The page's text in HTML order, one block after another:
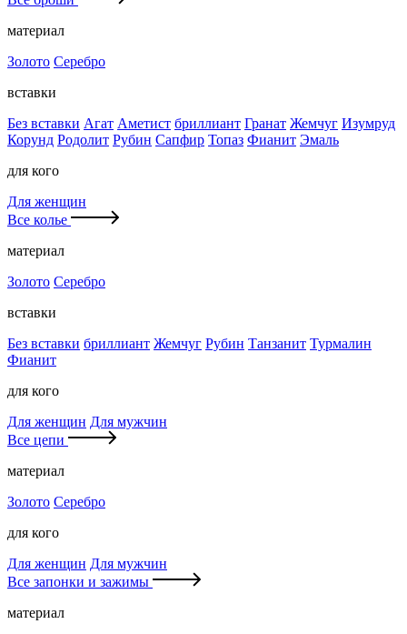
материал
Золото Серебро
вставки
Без вставки Агат Аметист бриллиант Гранат Жемчуг Изумруд
Корунд Родолит Рубин Сапфир Топаз Фианит Эмаль
для кого
Для женщин
Все колье
материал
Золото Серебро
вставки
Без вставки бриллиант Жемчуг Рубин Танзанит Турмалин
Фианит
для кого
Для женщин Для мужчин
Все цепи
материал
Золото Серебро
для кого
Для женщин Для мужчин
Все запонки и зажимы
материал